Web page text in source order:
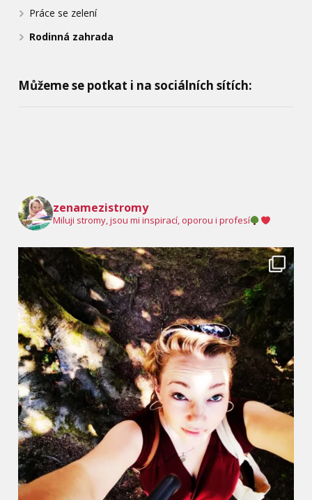
Práce se zelení
Rodinná zahrada
Můžeme se potkat i na sociálních sítích:
zenamezistromy
Miluji stromy, jsou mi inspirací, oporou i profesí